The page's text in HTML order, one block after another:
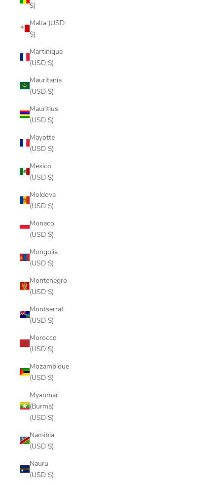
$)
Malta (USD
$)
Martinique
(USD $)
Mauritania
(USD $)
Mauritius
(USD $)
Mayotte
(USD $)
Mexico
(USD $)
Moldova
(USD $)
Monaco
(USD $)
Mongolia
(USD $)
Montenegro
(USD $)
Montserrat
(USD $)
Morocco
(USD $)
Mozambique
(USD $)
Myanmar
(Burma)
(USD $)
Namibia
(USD $)
Nauru
(USD $)